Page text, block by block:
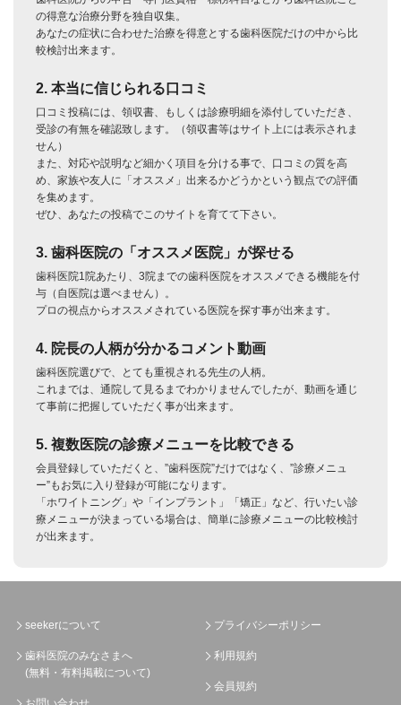
の得意な治療分野を独自収集。
あなたの症状に合わせた治療を得意とする歯科医院だけの中から比
較検討出来ます。
2. 本当に信じられる口コミ
口コミ投稿には、領収書、もしくは診療明細を添付していただき、
受診の有無を確認致します。（領収書等はサイト上には表示されま
せん）
また、対応や説明など細かく項目を分ける事で、口コミの質を高
め、家族や友人に「オススメ」出来るかどうかという観点での評価
を集めます。
ぜひ、あなたの投稿でこのサイトを育てて下さい。
3. 歯科医院の「オススメ医院」が探せる
歯科医院1院あたり、3院までの歯科医院をオススメできる機能を付
与（自医院は選べません）。
プロの視点からオススメされている医院を探す事が出来ます。
4. 院長の人柄が分かるコメント動画
歯科医院選びで、とても重視される先生の人柄。
これまでは、通院して見るまでわかりませんでしたが、動画を通じ
て事前に把握していただく事が出来ます。
5. 複数医院の診療メニューを比較できる
会員登録していただくと、”歯科医院”だけではなく、”診療メニュ
ー”もお気に入り登録が可能になります。
「ホワイトニング」や「インプラント」「矯正」など、行いたい診
療メニューが決まっている場合は、簡単に診療メニューの比較検討
が出来ます。
seekerについて
歯科医院のみなさまへ
(無料・有料掲載について)
プライバシーポリシー
利用規約
会員規約